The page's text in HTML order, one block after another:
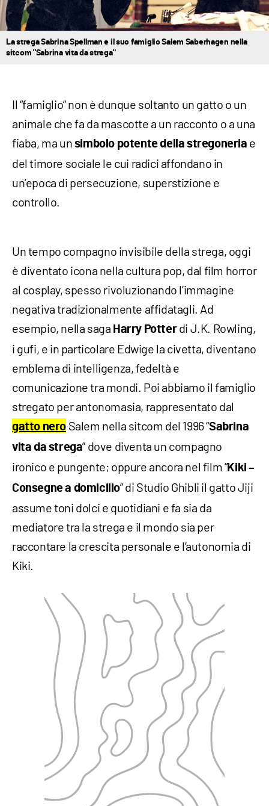
La strega Sabrina Spellman e il suo famiglio Salem Saberhagen nella
sitcom "Sabrina vita da strega"
Il “famiglio” non è dunque soltanto un gatto o un
animale che fa da mascotte a un racconto o a una
fiaba, ma un simbolo potente della stregoneria e
del timore sociale le cui radici affondano in
un’epoca di persecuzione, superstizione e
controllo.
Un tempo compagno invisibile della strega, oggi
è diventato icona nella cultura pop, dal film horror
al cosplay, spesso rivoluzionando l’immagine
negativa tradizionalmente affidatagli. Ad
esempio, nella saga Harry Potterdi J.K. Rowling,
i gufi, e in particolare Edwige la civetta, diventano
emblema di intelligenza, fedeltà e
comunicazione tra mondi. Poi abbiamo il famiglio
stregato per antonomasia, rappresentato dal
gatto nero Salem nella sitcom del 1996 “Sabrina
vita da strega” dove diventa un compagno
ironico e pungente; oppure ancora nel film “Kiki –
Consegne a domicilio” di Studio Ghibli il gatto Jiji
assume toni dolci e quotidiani e fa sia da
mediatore tra la strega e il mondo sia per
raccontare la crescita personale e l’autonomia di
Kiki.